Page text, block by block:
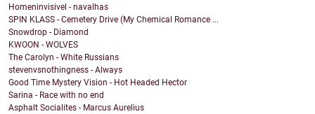
Homeninvisivel - navalhas
SPIN KLASS - Cemetery Drive (My Chemical Romance ...
Snowdrop - Diamond
KWOON - WOLVES
The Carolyn - White Russians
stevenvsnothingness - Always
Good Time Mystery Vision - Hot Headed Hector
Sarina - Race with no end
Asphalt Socialites - Marcus Aurelius